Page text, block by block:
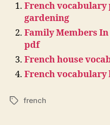
French vocabulary
gardening
Family Members
pdf
French house
French vocabulary
Tagsfrench